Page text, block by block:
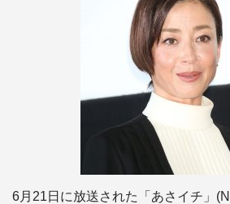
6月21日に放送された「あさイチ」